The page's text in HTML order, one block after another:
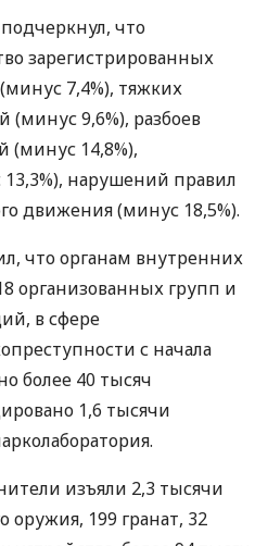
что
зарегистрированных
7,4%), тяжких
9,6%), разбоев
(минус 14,8%),
нарушений правил
движения (минус 18,5%).
что органам внутренних
организованных групп и
в сфере
с начала
более 40 тысяч
1,6 тысячи
изъяли 2,3 тысячи
оружия, 199 гранат, 32